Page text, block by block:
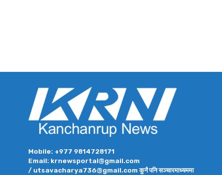
Mobile: +977 9814728171
Email: krnewsportal@gmail.com
/ utsavacharya736@gmail.com कुनै पनि सञ्चारमाध्यममा